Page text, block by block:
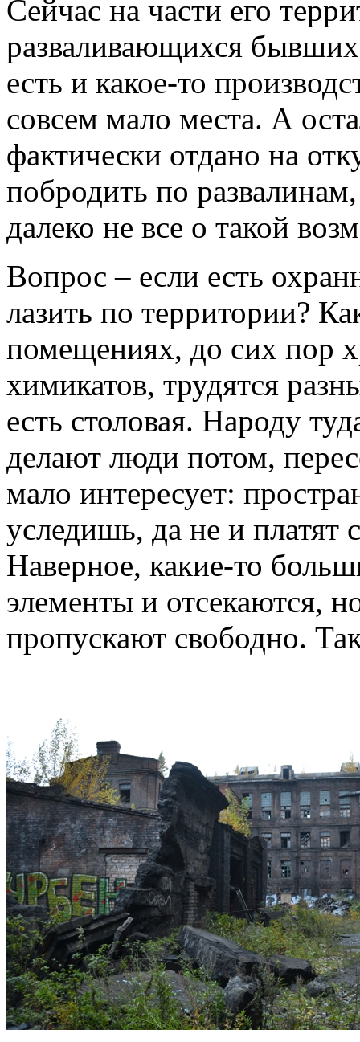
Сейчас на части его
разваливающихся
есть и какое-то
совсем мало места. А
фактически отдано на
побродить по
далеко не все о такой
Вопрос – если есть
лазить по территории?
помещениях, до сих пор
химикатов, трудятся
есть столовая. Народу
делают люди потом,
мало интересует:
уследишь, да не и платят
Наверное, какие-то
элементы и отсекаются,
пропускают свободно.